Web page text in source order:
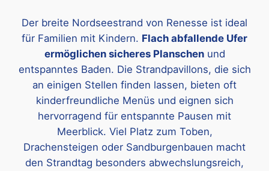
Der breite Nordseestrand von Renesse ist ideal
für Familien mit Kindern. Flach abfallende Ufer
ermöglichen sicheres Planschenund
entspanntes Baden. Die Strandpavillons, die sich
an einigen Stellen finden lassen, bieten oft
kinderfreundliche Menüs und eignen sich
hervorragend für entspannte Pausen mit
Meerblick. Viel Platz zum Toben,
Drachensteigen oder Sandburgenbauen macht
den Strandtag besonders abwechslungsreich,